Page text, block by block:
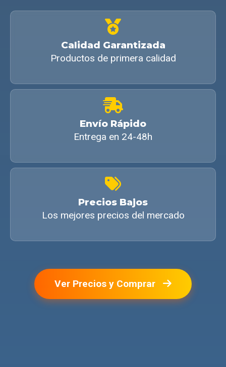
Calidad Garantizada
Productos de primera calidad
Envío Rápido
Entrega en 24-48h
Precios Bajos
Los mejores precios del mercado
Ver Precios y Comprar